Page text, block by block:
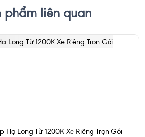
phẩm liên quan
Hạ Long Từ 1200K Xe Riêng Trọn Gói